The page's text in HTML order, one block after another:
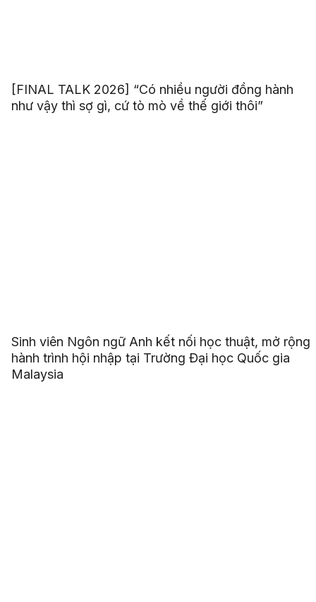
[FINAL TALK 2026] “Có nhiều người đồng hành
như vậy thì sợ gì, cứ tò mò về thế giới thôi”
Sinh viên Ngôn ngữ Anh kết nối học thuật, mở rộng
hành trình hội nhập tại Trường Đại học Quốc gia
Malaysia